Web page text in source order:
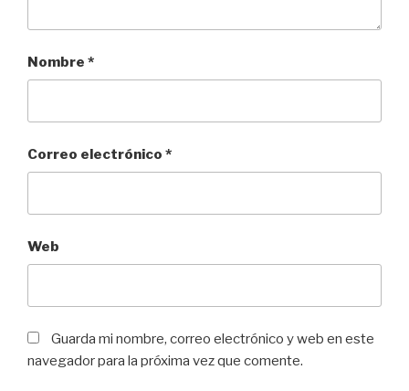
Nombre *
Correo electrónico *
Web
Guarda mi nombre, correo electrónico y web en este
navegador para la próxima vez que comente.